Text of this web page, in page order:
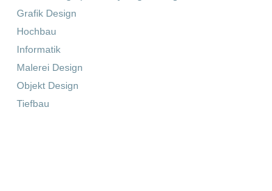
Grafik Design
Hochbau
Informatik
Malerei Design
Objekt Design
Tiefbau